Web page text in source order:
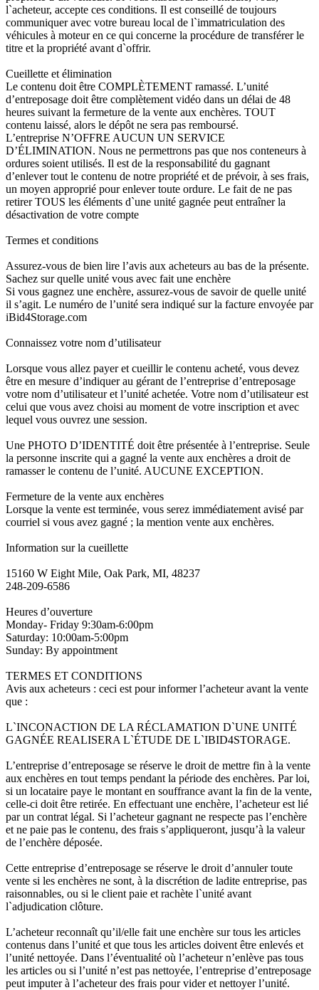
l`acheteur, accepte ces conditions. Il est conseillé de toujours
communiquer avec votre bureau local de l`immatriculation des
véhicules à moteur en ce qui concerne la procédure de transférer le
titre et la propriété avant d`offrir.
Cueillette et élimination
Le contenu doit être COMPLÈTEMENT ramassé. L’unité
d’entreposage doit être complètement vidéo dans un délai de 48
heures suivant la fermeture de la vente aux enchères. TOUT
contenu laissé, alors le dépôt ne sera pas remboursé.
L’entreprise N’OFFRE AUCUN UN SERVICE
D’ÉLIMINATION. Nous ne permettrons pas que nos conteneurs à
ordures soient utilisés. Il est de la responsabilité du gagnant
d’enlever tout le contenu de notre propriété et de prévoir, à ses frais,
un moyen approprié pour enlever toute ordure. Le fait de ne pas
retirer TOUS les éléments d`une unité gagnée peut entraîner la
désactivation de votre compte
Termes et conditions
Assurez-vous de bien lire l’avis aux acheteurs au bas de la présente.
Sachez sur quelle unité vous avec fait une enchère
Si vous gagnez une enchère, assurez-vous de savoir de quelle unité
il s’agit. Le numéro de l’unité sera indiqué sur la facture envoyée par
iBid4Storage.com
Connaissez votre nom d’utilisateur
Lorsque vous allez payer et cueillir le contenu acheté, vous devez
être en mesure d’indiquer au gérant de l’entreprise d’entreposage
votre nom d’utilisateur et l’unité achetée. Votre nom d’utilisateur est
celui que vous avez choisi au moment de votre inscription et avec
lequel vous ouvrez une session.
Une PHOTO D’IDENTITÉ doit être présentée à l’entreprise. Seule
la personne inscrite qui a gagné la vente aux enchères a droit de
ramasser le contenu de l’unité. AUCUNE EXCEPTION.
Fermeture de la vente aux enchères
Lorsque la vente est terminée, vous serez immédiatement avisé par
courriel si vous avez gagné ; la mention vente aux enchères.
Information sur la cueillette
15160 W Eight Mile, Oak Park, MI, 48237
248-209-6586
Heures d’ouverture
Monday- Friday 9:30am-6:00pm
Saturday: 10:00am-5:00pm
Sunday: By appointment
TERMES ET CONDITIONS
Avis aux acheteurs : ceci est pour informer l’acheteur avant la vente
que :
L`INCONACTION DE LA RÉCLAMATION D`UNE UNITÉ
GAGNÉE REALISERA L`ÉTUDE DE L`IBID4STORAGE.
L’entreprise d’entreposage se réserve le droit de mettre fin à la vente
aux enchères en tout temps pendant la période des enchères. Par loi,
si un locataire paye le montant en souffrance avant la fin de la vente,
celle-ci doit être retirée. En effectuant une enchère, l’acheteur est lié
par un contrat légal. Si l’acheteur gagnant ne respecte pas l’enchère
et ne paie pas le contenu, des frais s’appliqueront, jusqu’à la valeur
de l’enchère déposée.
Cette entreprise d’entreposage se réserve le droit d’annuler toute
vente si les enchères ne sont, à la discrétion de ladite entreprise, pas
raisonnables, ou si le client paie et rachète l`unité avant
l`adjudication clôture.
L’acheteur reconnaît qu’il/elle fait une enchère sur tous les articles
contenus dans l’unité et que tous les articles doivent être enlevés et
l’unité nettoyée. Dans l’éventualité où l’acheteur n’enlève pas tous
les articles ou si l’unité n’est pas nettoyée, l’entreprise d’entreposage
peut imputer à l’acheteur des frais pour vider et nettoyer l’unité.